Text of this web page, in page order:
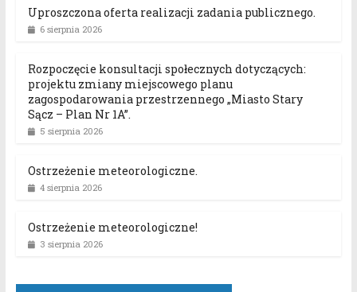
Uproszczona oferta realizacji zadania publicznego.
6 sierpnia 2026
Rozpoczęcie konsultacji społecznych dotyczących:
projektu zmiany miejscowego planu
zagospodarowania przestrzennego „Miasto Stary
Sącz – Plan Nr 1A”.
5 sierpnia 2026
Ostrzeżenie meteorologiczne.
4 sierpnia 2026
Ostrzeżenie meteorologiczne!
3 sierpnia 2026